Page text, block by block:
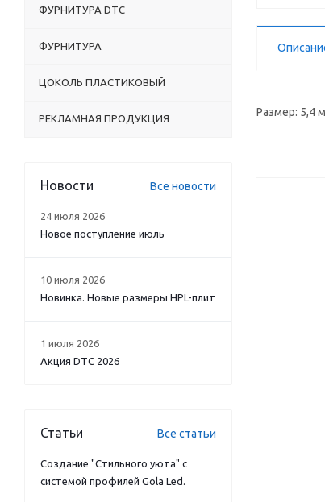
Размер: 5,4 м
ФУРНИТУРА DTC
ФУРНИТУРА
ЦОКОЛЬ ПЛАСТИКОВЫЙ
РЕКЛАМНАЯ ПРОДУКЦИЯ
Новости Все новости
24 июля 2026
Новое поступление июль
10 июля 2026
Новинка. Новые размеры HPL-плит
1 июля 2026
Акция DTC 2026
Статьи Все статьи
Создание "Стильного уюта" с
системой профилей Gola Led.